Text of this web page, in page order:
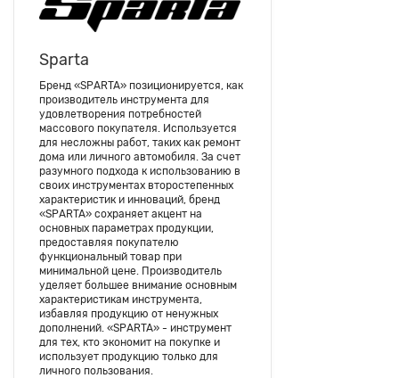
Sparta
Бренд «SPARTA» позиционируется, как
производитель инструмента для
удовлетворения потребностей
массового покупателя. Используется
для несложны работ, таких как ремонт
дома или личного автомобиля. За счет
разумного подхода к использованию в
своих инструментах второстепенных
характеристик и инноваций, бренд
«SPARTA» сохраняет акцент на
основных параметрах продукции,
предоставляя покупателю
функциональный товар при
минимальной цене. Производитель
уделяет большее внимание основным
характеристикам инструмента,
избавляя продукцию от ненужных
дополнений. «SPARTA» - инструмент
для тех, кто экономит на покупке и
использует продукцию только для
личного пользования.